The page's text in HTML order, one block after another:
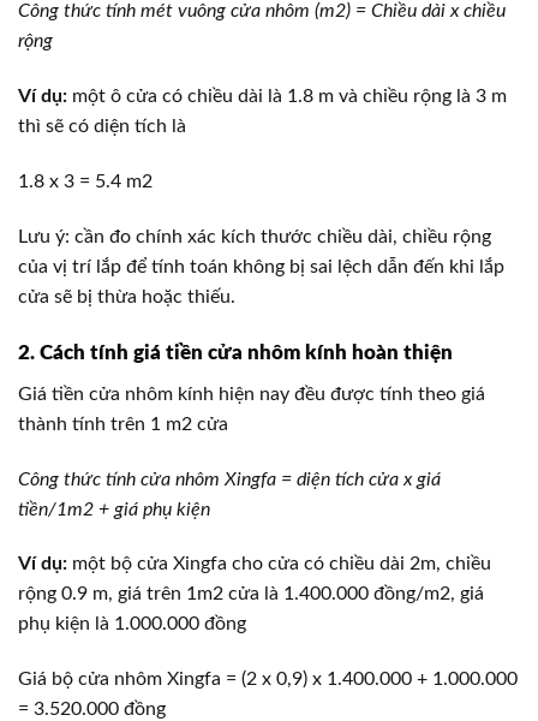
Công thức tính mét vuông cửa nhôm (m2) = Chiều dài x chiều
rộng
Ví dụ: một ô cửa có chiều dài là 1.8 m và chiều rộng là 3 m
thì sẽ có diện tích là
1.8 x 3 = 5.4 m2
Lưu ý: cần đo chính xác kích thước chiều dài, chiều rộng
của vị trí lắp để tính toán không bị sai lệch dẫn đến khi lắp
cửa sẽ bị thừa hoặc thiếu.
2. Cách tính giá tiền cửa nhôm kính hoàn thiện
Giá tiền cửa nhôm kính hiện nay đều được tính theo giá
thành tính trên 1 m2 cửa
Công thức tính cửa nhôm Xingfa = diện tích cửa x giá
tiền/1m2 + giá phụ kiện
Ví dụ: một bộ cửa Xingfa cho cửa có chiều dài 2m, chiều
rộng 0.9 m, giá trên 1m2 cửa là 1.400.000 đồng/m2, giá
phụ kiện là 1.000.000 đồng
Giá bộ cửa nhôm Xingfa = (2 x 0,9) x 1.400.000 + 1.000.000
= 3.520.000 đồng